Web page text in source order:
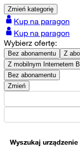
Zmień kategorię
Kup na paragon
Kup na paragon
Wybierz ofertę:
Bez abonamentu
Z
Z mobilnym Internetem
Bez abonamentu
Zmień
Wyszukaj urządzenie